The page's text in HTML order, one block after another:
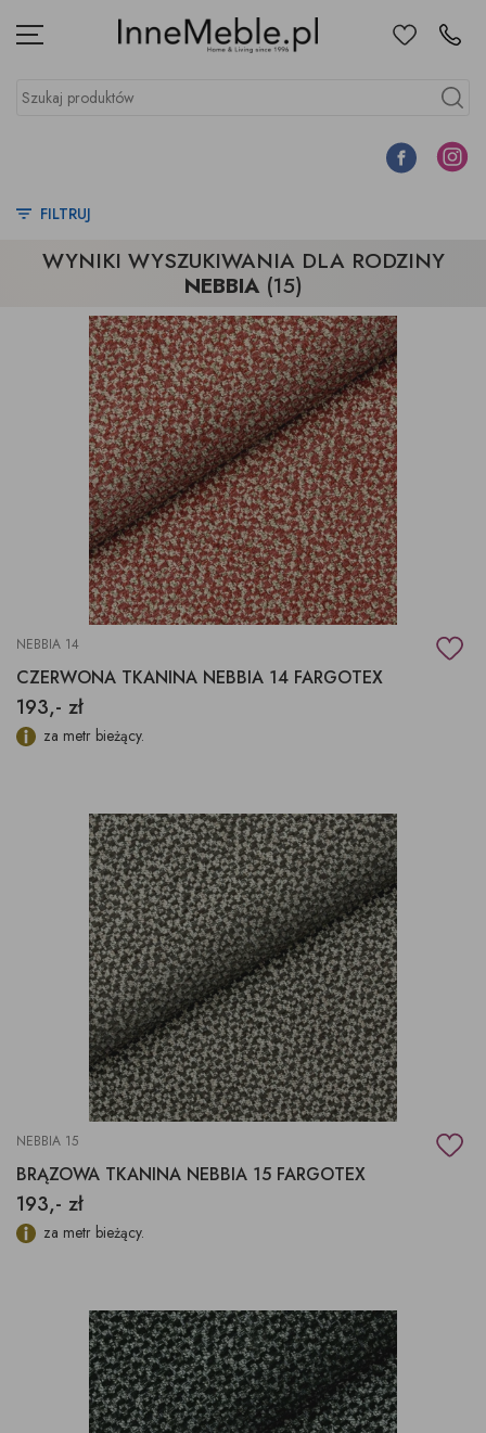
Menu UlubioneKontakt
Szukaj produktów
Szukaj
Facebook
FILTRUJ
WYNIKI WYSZUKIWANIA DLA RODZINY
NEBBIA(15)
NEBBIA 14
CZERWONA TKANINA NEBBIA 14 FARGOTEX
193,- zł
za metr bieżący.
NEBBIA 15
BRĄZOWA TKANINA NEBBIA 15 FARGOTEX
193,- zł
za metr bieżący.